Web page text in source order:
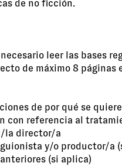
de no ficción.
leer las bases
de máximo 8
de por qué se
con referencia al
la director/a
y/o productor/a
(si aplica)